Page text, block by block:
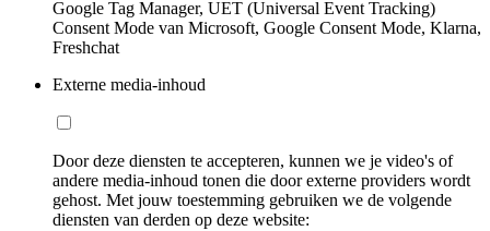
Google Tag Manager, UET (Universal Event Tracking)
Consent Mode van Microsoft, Google Consent Mode, Klarna,
Freshchat
Externe media-inhoud
Door deze diensten te accepteren, kunnen we je video's of
andere media-inhoud tonen die door externe providers wordt
gehost. Met jouw toestemming gebruiken we de volgende
diensten van derden op deze website: